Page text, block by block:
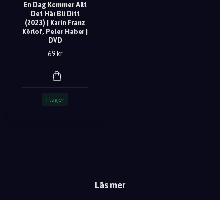
En Dag Kommer Allt
Det Här Bli Ditt
(2023) | Karin Franz
Körlof, Peter Haber |
DVD
69 kr
I lager
Läs mer